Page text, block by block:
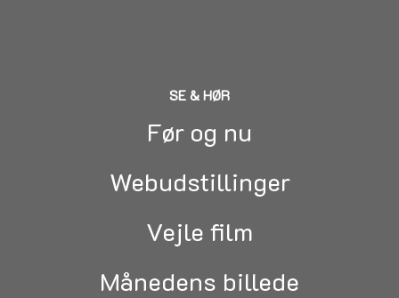
SE & HØR
Før og nu
Webudstillinger
Vejle film
Månedens billede